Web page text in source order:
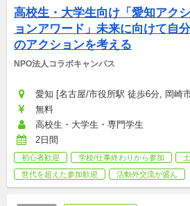
高校生・大学生向け「愛知アクシ
ョンアワード」未来に向けて自分
のアクションを考える
NPO法人コラボキャンパス
愛知 [名古屋/市役所駅 徒歩6分, 岡崎
無料
高校生・大学生・専門学生
2日間
初心者歓迎 学校/仕事終わりから参加
世代を超えた参加歓迎
活動外交流が盛ん